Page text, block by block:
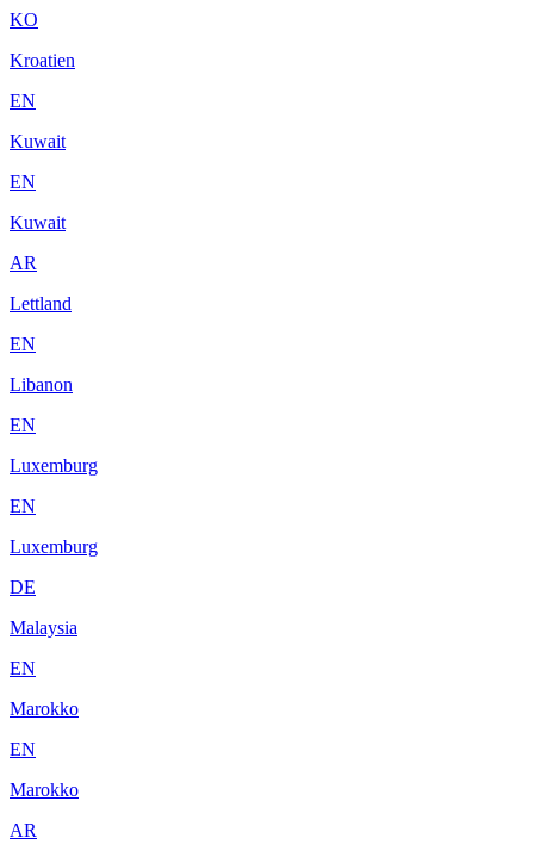
KO
Kroatien
EN
Kuwait
EN
Kuwait
AR
Lettland
EN
Libanon
EN
Luxemburg
EN
Luxemburg
DE
Malaysia
EN
Marokko
EN
Marokko
AR